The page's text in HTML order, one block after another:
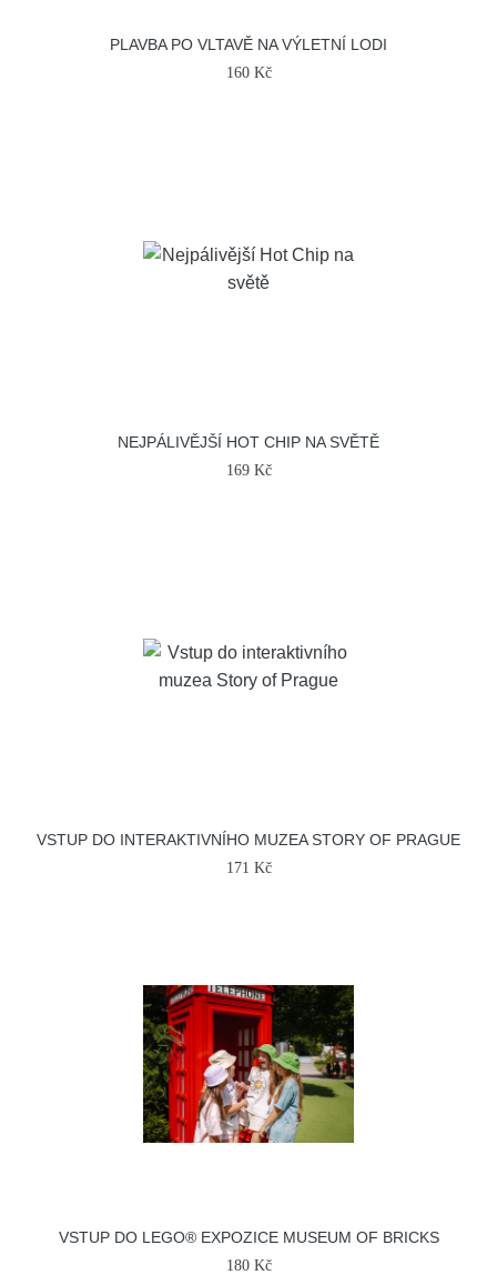
PLAVBA PO VLTAVĚ NA VÝLETNÍ LODI
160 Kč
NEJPÁLIVĚJŠÍ HOT CHIP NA SVĚTĚ
169 Kč
VSTUP DO INTERAKTIVNÍHO MUZEA STORY OF PRAGUE
171 Kč
VSTUP DO LEGO® EXPOZICE MUSEUM OF BRICKS
180 Kč